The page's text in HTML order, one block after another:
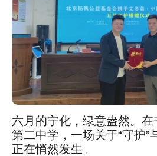
六月的宁化，绿意盎然。
第二中学，一场关于“守护”
正在悄然发生。